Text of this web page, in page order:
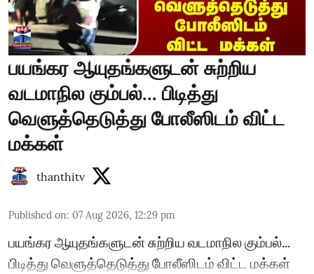
பயங்கர ஆயுதங்களுடன் சுற்றிய
வடமாநில கும்பல்... பிடித்து
வெளுத்தெடுத்து போலீஸிடம் விட்ட
மக்கள்
thanthitv
Published on: 07 Aug 2026, 12:29 pm
பயங்கர ஆயுதங்களுடன் சுற்றிய வடமாநில கும்பல்...
பிடித்து வெளுத்தெடுத்து போலீஸிடம் விட்ட மக்கள்